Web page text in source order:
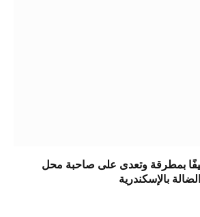
بمطرقة وتعدى على صاحبة محل
بالإسكندرية